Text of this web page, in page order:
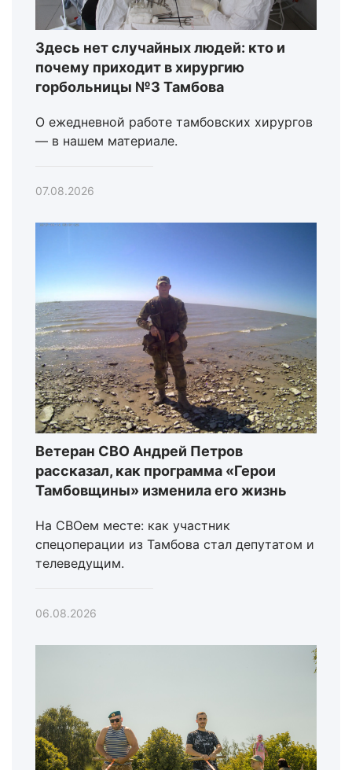
Здесь нет случайных людей: кто и
почему приходит в хирургию
горбольницы №3 Тамбова
О ежедневной работе тамбовских хирургов
— в нашем материале.
07.08.2026
Ветеран СВО Андрей Петров
рассказал, как программа «Герои
Тамбовщины» изменила его жизнь
На СВОем месте: как участник
спецоперации из Тамбова стал депутатом и
телеведущим.
06.08.2026